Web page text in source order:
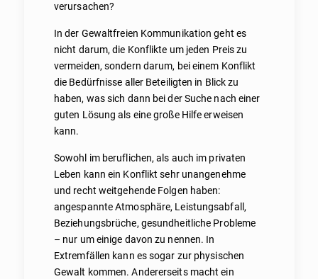
verursachen?
In der Gewaltfreien Kommunikation geht es
nicht darum, die Konflikte um jeden Preis zu
vermeiden, sondern darum, bei einem Konflikt
die Bedürfnisse aller Beteiligten in Blick zu
haben, was sich dann bei der Suche nach einer
guten Lösung als eine große Hilfe erweisen
kann.
Sowohl im beruflichen, als auch im privaten
Leben kann ein Konflikt sehr unangenehme
und recht weitgehende Folgen haben:
angespannte Atmosphäre, Leistungsabfall,
Beziehungsbrüche, gesundheitliche Probleme
– nur um einige davon zu nennen. In
Extremfällen kann es sogar zur physischen
Gewalt kommen. Andererseits macht ein